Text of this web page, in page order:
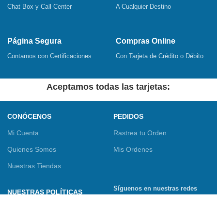
Chat Box y Call Center A Cualquier Destino
Página Segura
Contamos con Certificaciones
Compras Online
Con Tarjeta de Crédito o Débito
Aceptamos todas las tarjetas:
CONÓCENOS
Mi Cuenta
Quienes Somos
Nuestras Tiendas
PEDIDOS
Rastrea tu Orden
Mis Ordenes
NUESTRAS POLÍTICAS
Síguenos en nuestras redes